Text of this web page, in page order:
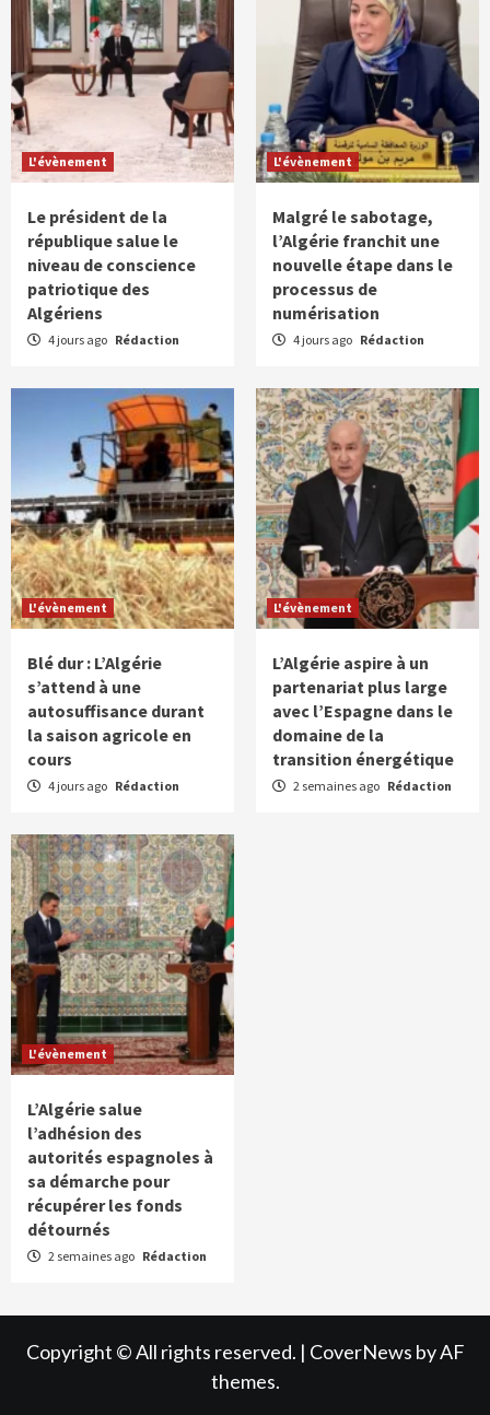
L'évènement
Le président de la
république salue le
niveau de conscience
patriotique des
Algériens
4 jours ago Rédaction
L'évènement
Malgré le sabotage,
l’Algérie franchit une
nouvelle étape dans le
processus de
numérisation
4 jours ago Rédaction
L'évènement
Blé dur : L’Algérie
s’attend à une
autosuffisance durant
la saison agricole en
cours
4 jours ago Rédaction
L'évènement
L’Algérie aspire à un
partenariat plus large
avec l’Espagne dans le
domaine de la
transition énergétique
2 semaines ago Rédaction
L'évènement
L’Algérie salue
l’adhésion des
autorités espagnoles à
sa démarche pour
récupérer les fonds
détournés
2 semaines ago Rédaction
Copyright © All rights reserved. | CoverNews by AF
themes.